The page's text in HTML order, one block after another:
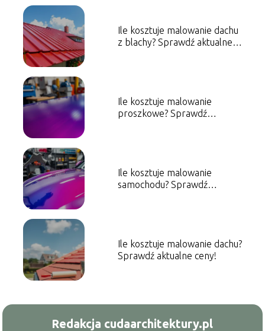
Ile kosztuje malowanie dachu
z blachy? Sprawdź aktualne
Ile kosztuje malowanie
proszkowe? Sprawdź
Ile kosztuje malowanie
samochodu? Sprawdź
Ile kosztuje malowanie dachu?
Sprawdź aktualne ceny!
Redakcja cudaarchitektury.pl